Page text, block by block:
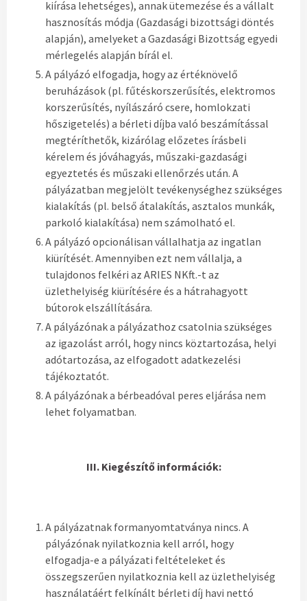
kiírása lehetséges), annak ütemezése és a vállalt
hasznosítás módja (Gazdasági bizottsági döntés
alapján), amelyeket a Gazdasági Bizottság egyedi
mérlegelés alapján bírál el.
A pályázó elfogadja, hogy az értéknövelő
beruházások (pl. fűtéskorszerűsítés, elektromos
korszerűsítés, nyílászáró csere, homlokzati
hőszigetelés) a bérleti díjba való beszámítással
megtéríthetők, kizárólag előzetes írásbeli
kérelem és jóváhagyás, műszaki-gazdasági
egyeztetés és műszaki ellenőrzés után. A
pályázatban megjelölt tevékenységhez szükséges
kialakítás (pl. belső átalakítás, asztalos munkák,
parkoló kialakítása) nem számolható el.
A pályázó opcionálisan vállalhatja az ingatlan
kiürítését. Amennyiben ezt nem vállalja, a
tulajdonos felkéri az ARIES NKft.-t az
üzlethelyiség kiürítésére és a hátrahagyott
bútorok elszállítására.
A pályázónak a pályázathoz csatolnia szükséges
az igazolást arról, hogy nincs köztartozása, helyi
adótartozása, az elfogadott adatkezelési
tájékoztatót.
A pályázónak a bérbeadóval peres eljárása nem
lehet folyamatban.
III. Kiegészítő információk:
A pályázatnak formanyomtatványa nincs. A
pályázónak nyilatkoznia kell arról, hogy
elfogadja-e a pályázati feltételeket és
összegszerűen nyilatkoznia kell az üzlethelyiség
használatáért felkínált bérleti díj havi nettó